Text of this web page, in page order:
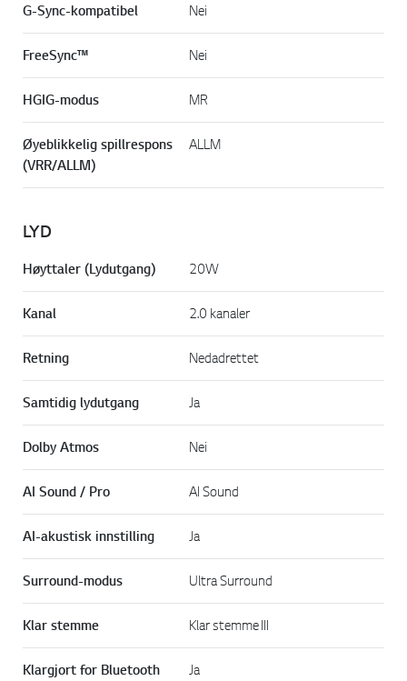
G-Sync-kompatibel Nei
FreeSync™ Nei
HGIG-modus MR
Øyeblikkelig spillrespons
(VRR/ALLM)
ALLM
LYD
Høyttaler (Lydutgang) 20W
Kanal 2.0 kanaler
Retning Nedadrettet
Samtidig lydutgang Ja
Dolby Atmos Nei
AI Sound / Pro AI Sound
AI-akustisk innstilling Ja
Surround-modus Ultra Surround
Klar stemme Klar stemme III
Klargjort for Bluetooth Ja